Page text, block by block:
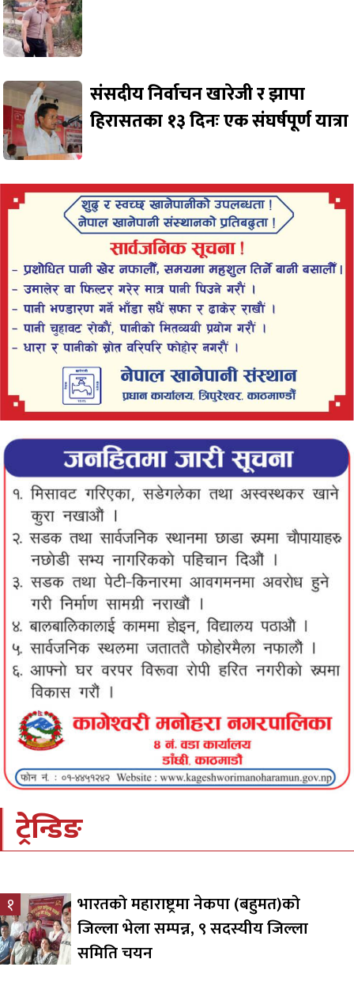
संसदीय निर्वाचन खारेजी र झापा
हिरासतका १३ दिनः एक संघर्षपूर्ण यात्रा
ट्रेन्डिङ
१
भारतको महाराष्ट्रमा नेकपा (बहुमत)को
जिल्ला भेला सम्पन्न, ९ सदस्यीय जिल्ला
समिति चयन